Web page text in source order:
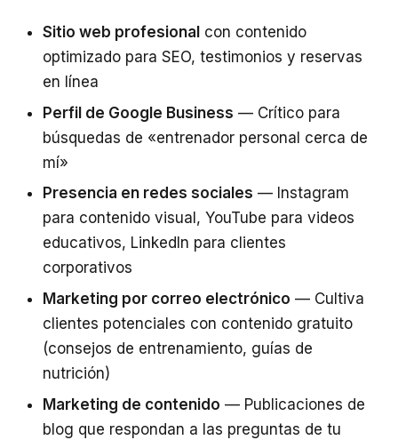
Sitio web profesionalcon contenido
optimizado para SEO, testimonios y reservas
en línea
Perfil de Google Business — Crítico para
búsquedas de «entrenador personal cerca de
mí»
Presencia en redes sociales — Instagram
para contenido visual, YouTube para videos
educativos, LinkedIn para clientes
corporativos
Marketing por correo electrónico — Cultiva
clientes potenciales con contenido gratuito
(consejos de entrenamiento, guías de
nutrición)
Marketing de contenido — Publicaciones de
blog que respondan a las preguntas de tu